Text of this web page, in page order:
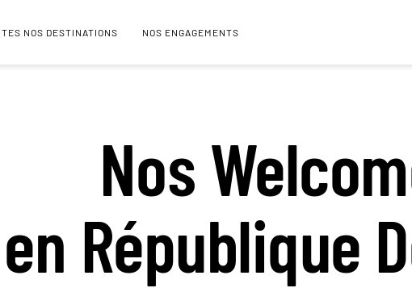
NOS DESTINATIONS NOS ENGAGEMENTS
Nos
en République